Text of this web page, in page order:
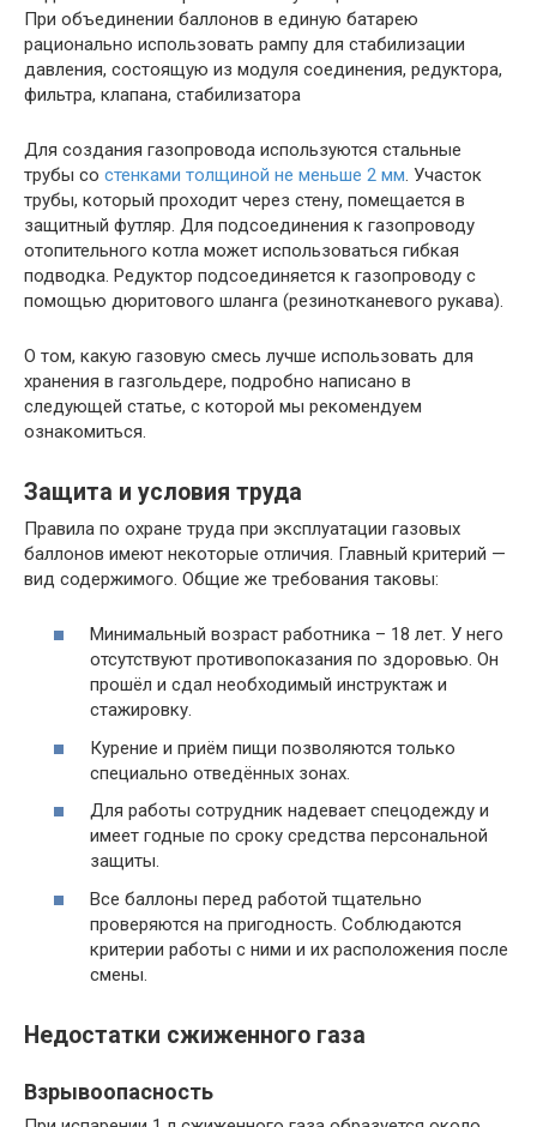
При объединении баллонов в единую батарею
рационально использовать рампу для стабилизации
давления, состоящую из модуля соединения, редуктора,
фильтра, клапана, стабилизатора
Для создания газопровода используются стальные
трубы со стенками толщиной не меньше 2 мм. Участок
трубы, который проходит через стену, помещается в
защитный футляр. Для подсоединения к газопроводу
отопительного котла может использоваться гибкая
подводка. Редуктор подсоединяется к газопроводу с
помощью дюритового шланга (резинотканевого рукава).
О том, какую газовую смесь лучше использовать для
хранения в газгольдере, подробно написано в
следующей статье, с которой мы рекомендуем
ознакомиться.
Защита и условия труда
Правила по охране труда при эксплуатации газовых
баллонов имеют некоторые отличия. Главный критерий —
вид содержимого. Общие же требования таковы:
Минимальный возраст работника – 18 лет. У него
отсутствуют противопоказания по здоровью. Он
прошёл и сдал необходимый инструктаж и
стажировку.
Курение и приём пищи позволяются только
специально отведённых зонах.
Для работы сотрудник надевает спецодежду и
имеет годные по сроку средства персональной
защиты.
Все баллоны перед работой тщательно
проверяются на пригодность. Соблюдаются
критерии работы с ними и их расположения после
смены.
Недостатки сжиженного газа
Взрывоопасность